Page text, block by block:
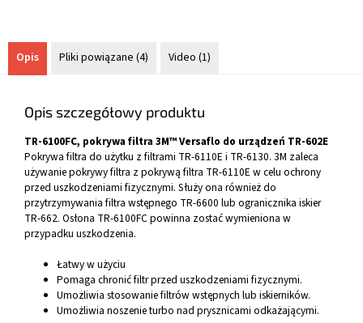
Opis Pliki powiązane (4) Video (1)
Opis szczegółowy produktu
TR-6100FC, pokrywa filtra 3M™ Versaflo do urządzeń TR-602E
Pokrywa filtra do użytku z filtrami TR-6110E i TR-6130. 3M zaleca
używanie pokrywy filtra z pokrywą filtra TR-6110E w celu ochrony
przed uszkodzeniami fizycznymi. Służy ona również do
przytrzymywania filtra wstępnego TR-6600 lub ogranicznika iskier
TR-662. Osłona TR-6100FC powinna zostać wymieniona w
przypadku uszkodzenia.
Łatwy w użyciu
Pomaga chronić filtr przed uszkodzeniami fizycznymi.
Umożliwia stosowanie filtrów wstępnych lub iskierników.
Umożliwia noszenie turbo nad prysznicami odkażającymi.